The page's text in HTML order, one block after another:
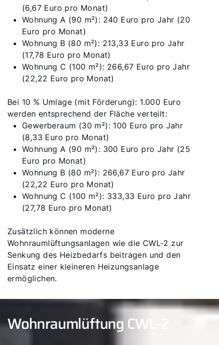
(6,67 Euro pro Monat)
Wohnung A (90 m²): 240 Euro pro Jahr (20
Euro pro Monat)
Wohnung B (80 m²): 213,33 Euro pro Jahr
(17,78 Euro pro Monat)
Wohnung C (100 m²): 266,67 Euro pro Jahr
(22,22 Euro pro Monat)
Bei 10 % Umlage (mit Förderung): 1.000 Euro
werden entsprechend der Fläche verteilt:
Gewerberaum (30 m²): 100 Euro pro Jahr
(8,33 Euro pro Monat)
Wohnung A (90 m²): 300 Euro pro Jahr (25
Euro pro Monat)
Wohnung B (80 m²): 266,67 Euro pro Jahr
(22,22 Euro pro Monat)
Wohnung C (100 m²): 333,33 Euro pro Jahr
(27,78 Euro pro Monat)
Zusätzlich können moderne
Wohnraumlüftungsanlagen wie die CWL-2 zur
Senkung des Heizbedarfs beitragen und den
Einsatz einer kleineren Heizungsanlage
ermöglichen.
Wohnraumlüftung CWL-2